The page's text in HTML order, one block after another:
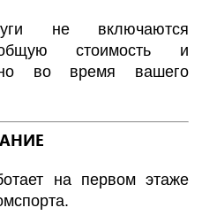
не включаются
стоимость и
во время вашего
на первом этаже